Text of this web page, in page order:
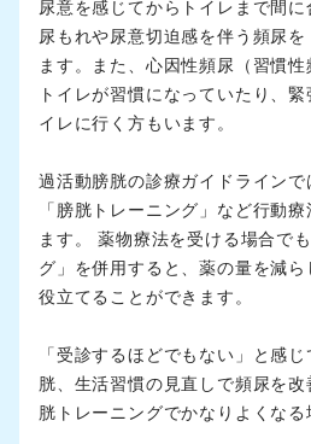
尿意を感じてからトイレまで間
尿もれや尿意切迫感を伴う頻尿
ます。また、心因性頻尿（習慣
トイレが習慣になっていたり、
イレに行く方もいます。
過活動膀胱の診療ガイドライン
「膀胱トレーニング」など行動
ます。 薬物療法を受ける場合で
グ」を併用すると、薬の量を減
役立てることができます。
「受診するほどでもない」と感
胱、生活習慣の見直しで頻尿を
胱トレーニングでかなりよくなる